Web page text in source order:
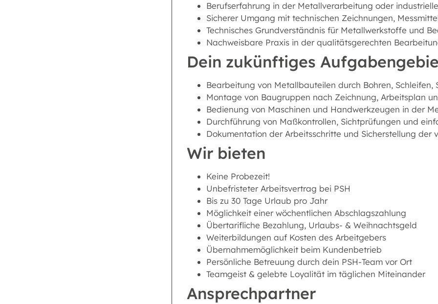
Berufserfahrung in der Metallverarbeitung oder
Sicherer Umgang mit technischen Zeichnungen,
Technisches Grundverständnis für Metallwerkstoffe und
Nachweisbare Praxis in der qualitätsgerechten
Dein zukünftiges
Bearbeitung von Metallbauteilen durch Bohren, Schleifen,
Montage von Baugruppen nach Zeichnung, Arbeitsplan
Bedienung von Maschinen und Handwerkzeugen in der
Durchführung von Maßkontrollen, Sichtprüfungen und
Dokumentation der Arbeitsschritte und Sicherstellung
Wir bieten
Keine Probezeit!
Unbefristeter Arbeitsvertrag bei PSH
Bis zu 30 Tage Urlaub pro Jahr
Möglichkeit einer wöchentlichen Abschlagszahlung
Übertarifliche Bezahlung, Urlaubs- & Weihnachtsgeld
Weiterbildungen auf Kosten des Arbeitgebers
Übernahmemöglichkeit beim Kundenbetrieb
Persönliche Betreuung durch dein PSH-Team vor Ort
Teamgeist & gelebte Loyalität im täglichen Miteinander
Ansprechpartner